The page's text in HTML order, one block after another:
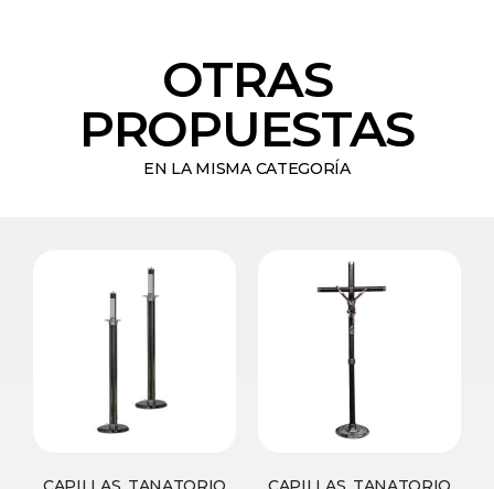
OTRAS
PROPUESTAS
EN LA MISMA CATEGORÍA